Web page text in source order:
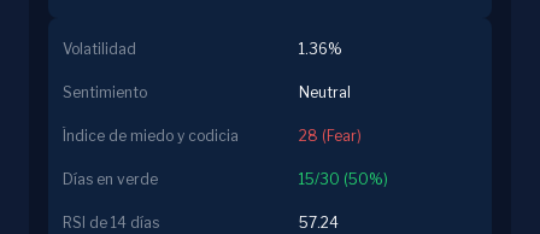
Volatilidad 1.36%
Sentimiento Neutral
Índice de miedo y codicia 28 (Fear)
Días en verde 15/30 (50%)
RSI de 14 días 57.24